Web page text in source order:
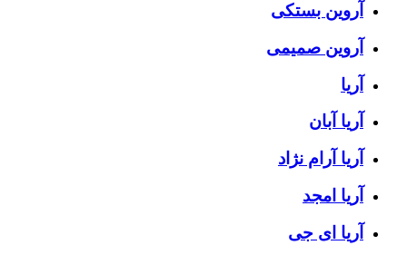
آروین بستکی
آروین صمیمی
آریا
آریا آبان
آریا آرام نژاد
آریا امجد
آریا ای جی